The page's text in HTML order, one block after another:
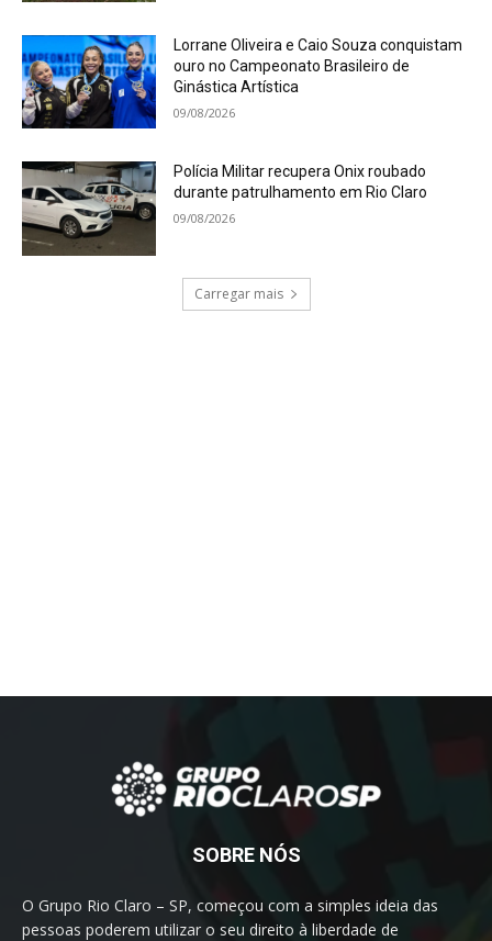
Lorrane Oliveira e Caio Souza conquistam
ouro no Campeonato Brasileiro de
Ginástica Artística
09/08/2026
Polícia Militar recupera Onix roubado
durante patrulhamento em Rio Claro
09/08/2026
Carregar mais
SOBRE NÓS
O Grupo Rio Claro – SP, começou com a simples ideia das
pessoas poderem utilizar o seu direito à liberdade de